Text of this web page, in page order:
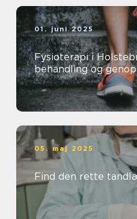
01. juni 2025
Fysioterapi i
behandling og
05. maj 2025
Find den rette